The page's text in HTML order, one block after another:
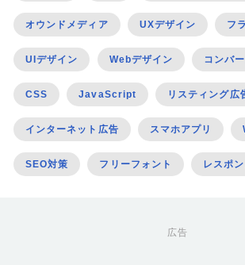
オウンドメディア UXデザイン フ
UIデザイン Webデザイン コンバ
CSS JavaScript リスティング広
インターネット広告 スマホアプリ
SEO対策 フリーフォント レスポ
広告